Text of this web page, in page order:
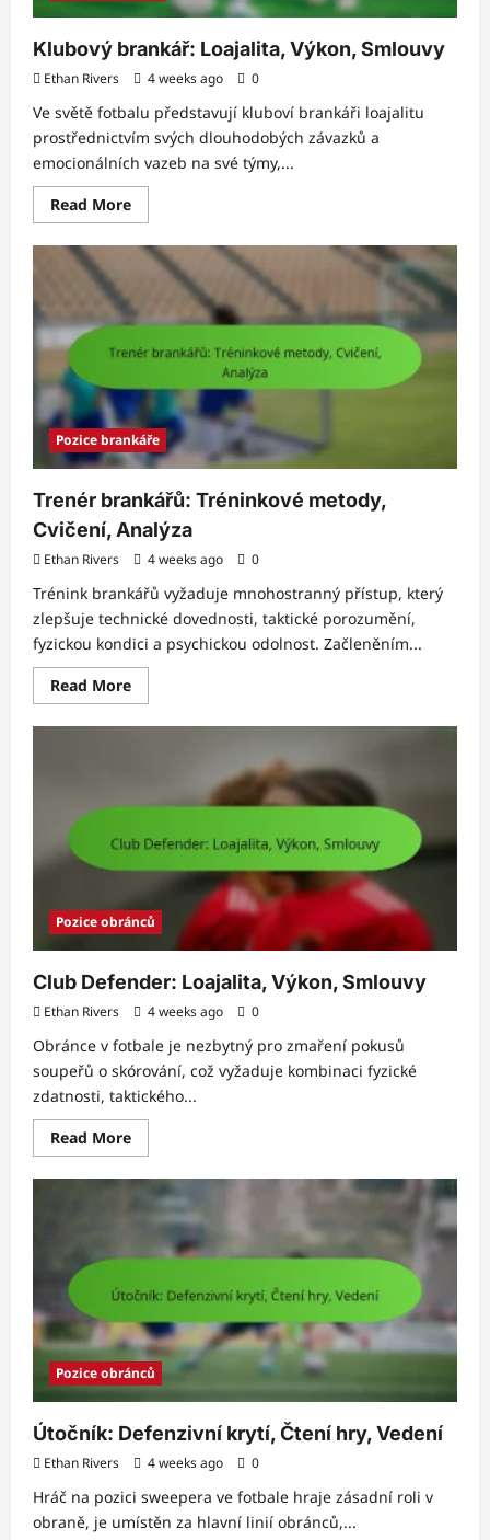
Klubový brankář: Loajalita, Výkon, Smlouvy
Ethan Rivers 4 weeks ago 0
Ve světě fotbalu představují kluboví brankáři loajalitu
prostřednictvím svých dlouhodobých závazků a
emocionálních vazeb na své týmy,...
Read MoreRead
more
Klubový
brankář:
Loajalita,
Smlouvy
Pozice brankáře
Trenér brankářů: Tréninkové metody,
Cvičení, Analýza
Ethan Rivers 4 weeks ago 0
Trénink brankářů vyžaduje mnohostranný přístup, který
zlepšuje technické dovednosti, taktické porozumění,
fyzickou kondici a psychickou odolnost. Začleněním...
Read MoreRead
more
Trenér
Analýza
Pozice obránců
Club Defender: Loajalita, Výkon, Smlouvy
Ethan Rivers 4 weeks ago 0
Obránce v fotbale je nezbytný pro zmaření pokusů
soupeřů o skórování, což vyžaduje kombinaci fyzické
zdatnosti, taktického...
Read MoreRead
more
Club
Defender:
Loajalita,
Výkon,
Smlouvy
Pozice obránců
Útočník: Defenzivní krytí, Čtení hry, Vedení
Ethan Rivers 4 weeks ago 0
Hráč na pozici sweepera ve fotbale hraje zásadní roli v
obraně, je umístěn za hlavní linií obránců,...